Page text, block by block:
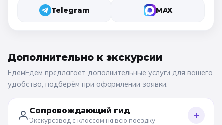
Telegram MAX
Дополнительно к экскурсии
ЕдемЕдем предлагает дополнительные услуги для вашего
удобства, подберём при оформлении заявки:
Сопровождающий гид
Экскурсовод с классом на всю поездку +